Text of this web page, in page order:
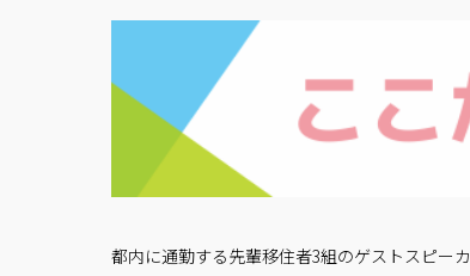
都内に通勤する先輩移住者3組のゲストスピー